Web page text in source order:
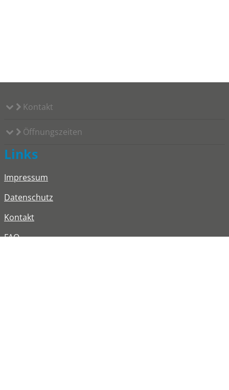
Kontakt
Öffnungszeiten
Links
Impressum
Datenschutz
Kontakt
FAQ